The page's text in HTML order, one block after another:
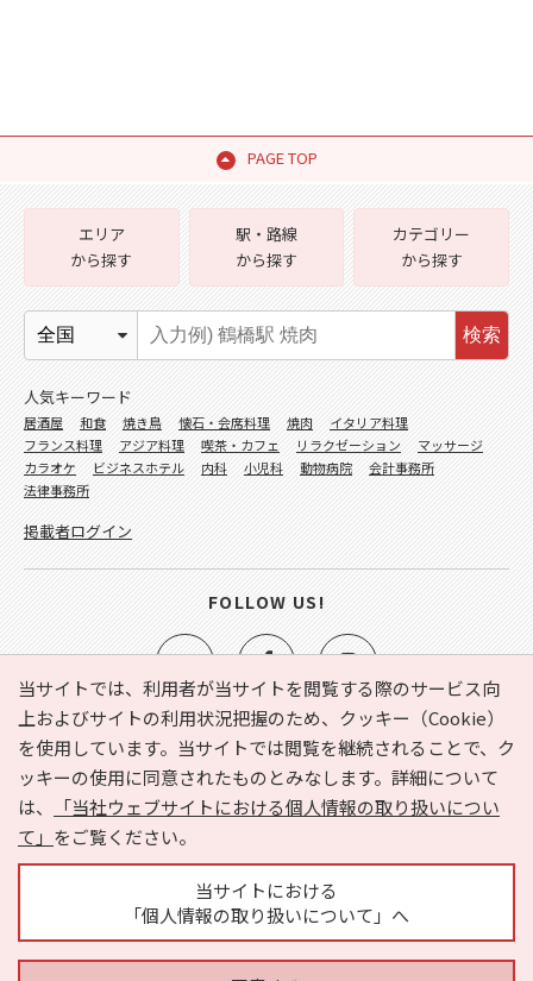
PAGE TOP
当サイトでは、利用者が当サイトを閲覧する際のサービス向
上およびサイトの利用状況把握のため、クッキー（Cookie）
を使用しています。当サイトでは閲覧を継続されることで、ク
ッキーの使用に同意されたものとみなします。詳細について
は、
「当社ウェブサイトにおける個人情報の取り扱いについ
て」 をご覧ください。
当サイトにおける
「個人情報の取り扱いについて」へ
e-NAVITA（イーナビタ）とは？ お気に入り
ヘルプ
利用規約
個人情報の取り扱いについて
運営会社
サイトマップ
広告掲載に関するお問い合わせ
エリア
から探す
駅・路線
から探す
カテゴリー
から探す
検索
人気キーワード
居酒屋 和食 焼き鳥 懐石・会席料理 焼肉
イタリア料理
フランス料理
アジア料理 喫茶・カフェ リラクゼーション
マッサージ
カラオケ
ビジネスホテル 内科 小児科 動物病院
会計事務所
法律事務所
掲載者ログイン
FOLLOW US!